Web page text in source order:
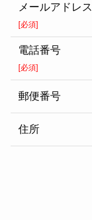
メールアドレス
[必須]
電話番号
[必須]
郵便番号
住所